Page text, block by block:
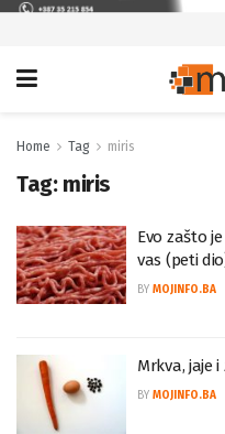
Home Tag miris
Tag: miris
Evo zašto
vas (peti
BY MOJINFO.BA
Mrkva, jaje
BY MOJINFO.BA